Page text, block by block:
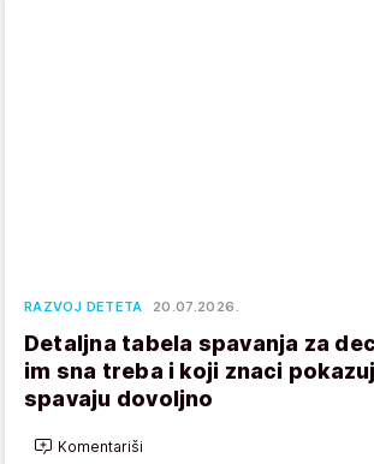
RAZVOJ DETETA 20.07.2026.
Detaljna tabela spavanja za
im sna treba i koji znaci
spavaju dovoljno
Komentariši